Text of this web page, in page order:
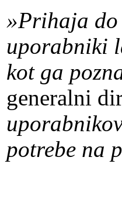
»Prihaja do
uporabniki
kot ga
generalni
potrebe na